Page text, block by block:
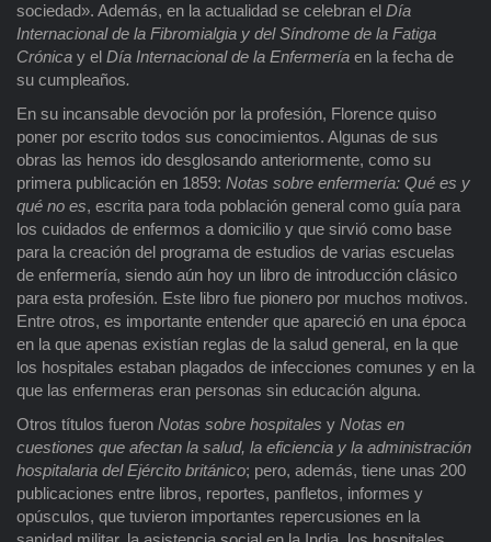
sociedad». Además, en la actualidad se celebran el Día
Internacional de la Fibromialgia y del Síndrome de la Fatiga
Crónica y el Día Internacional de la Enfermería en la fecha de
su cumpleaños.
En su incansable devoción por la profesión, Florence quiso
poner por escrito todos sus conocimientos. Algunas de sus
obras las hemos ido desglosando anteriormente, como su
primera publicación en 1859: Notas sobre enfermería: Qué es y
qué no es, escrita para toda población general como guía para
los cuidados de enfermos a domicilio y que sirvió como base
para la creación del programa de estudios de varias escuelas
de enfermería, siendo aún hoy un libro de introducción clásico
para esta profesión. Este libro fue pionero por muchos motivos.
Entre otros, es importante entender que apareció en una época
en la que apenas existían reglas de la salud general, en la que
los hospitales estaban plagados de infecciones comunes y en la
que las enfermeras eran personas sin educación alguna.
Otros títulos fueron Notas sobre hospitales y Notas en
cuestiones que afectan la salud, la eficiencia y la administración
hospitalaria del Ejército británico; pero, además, tiene unas 200
publicaciones entre libros, reportes, panfletos, informes y
opúsculos, que tuvieron importantes repercusiones en la